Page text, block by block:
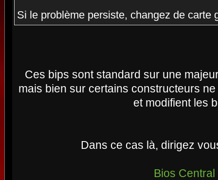
Si le problème persiste, changez de carte
Ces bips sont standard sur une
mais bien sur certains constructeurs
et modifient les
Dans ce cas là, dirigez
Bios Central